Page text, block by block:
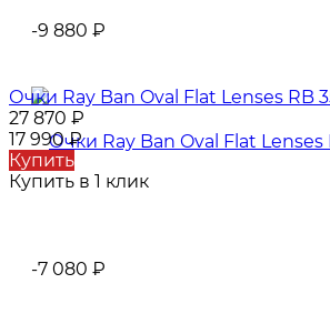
-9 880 ₽
Очки Ray Ban Oval Flat Lenses RB
27 870 ₽
17 990₽
Купить
Купить в 1 клик
-7 080 ₽